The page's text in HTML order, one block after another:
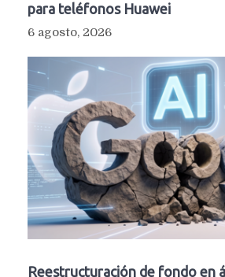
para teléfonos Huawei
6 agosto, 2026
Reestructuración de fondo en